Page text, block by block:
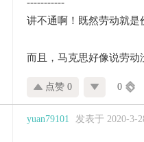
讲不通啊！既然劳动就是
而且，马克思好像说劳动
点赞 0 0
yuan79101 发表于 2020-3-